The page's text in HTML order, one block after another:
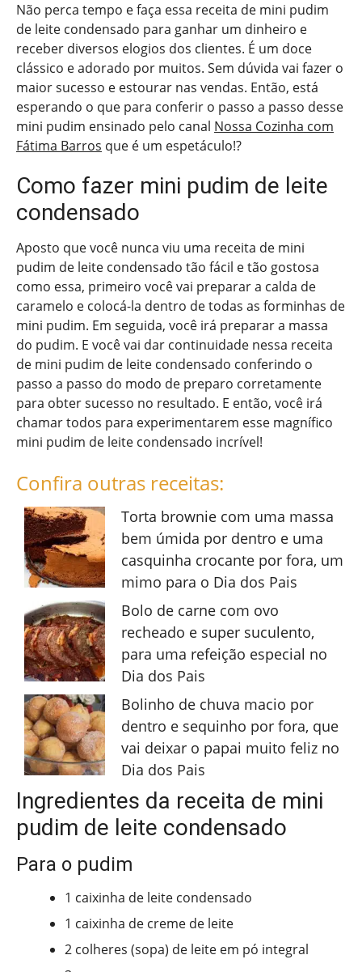
Não perca tempo e faça essa receita de mini pudim
de leite condensado para ganhar um dinheiro e
receber diversos elogios dos clientes. É um doce
clássico e adorado por muitos. Sem dúvida vai fazer o
maior sucesso e estourar nas vendas. Então, está
esperando o que para conferir o passo a passo desse
mini pudim ensinado pelo canal Nossa Cozinha com
Fátima Barros que é um espetáculo!?
Como fazer mini pudim de leite
condensado
Aposto que você nunca viu uma receita de mini
pudim de leite condensado tão fácil e tão gostosa
como essa, primeiro você vai preparar a calda de
caramelo e colocá-la dentro de todas as forminhas de
mini pudim. Em seguida, você irá preparar a massa
do pudim. E você vai dar continuidade nessa receita
de mini pudim de leite condensado conferindo o
passo a passo do modo de preparo corretamente
para obter sucesso no resultado. E então, você irá
chamar todos para experimentarem esse magnífico
mini pudim de leite condensado incrível!
Confira outras receitas:
Torta brownie com uma massa
bem úmida por dentro e uma
casquinha crocante por fora, um
mimo para o Dia dos Pais
Bolo de carne com ovo
recheado e super suculento,
para uma refeição especial no
Dia dos Pais
Bolinho de chuva macio por
dentro e sequinho por fora, que
vai deixar o papai muito feliz no
Dia dos Pais
Ingredientes da receita de mini
pudim de leite condensado
Para o pudim
1 caixinha de leite condensado
1 caixinha de creme de leite
2 colheres (sopa) de leite em pó integral